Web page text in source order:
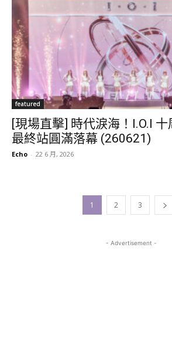
featured
[現場直擊] 時代淚海！I.O.I
最終站圓滿落幕 (260621)
Echo - 22 6 月, 2026
1 2 3
- Advertisement -